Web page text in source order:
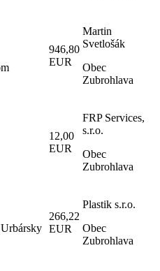
946,80
EUR
Martin
Svetlošák
Obec
Zubrohlava
12,00
EUR
FRP Services,
s.r.o.
Obec
Zubrohlava
266,22
EUR
Plastik s.r.o.
Obec
Zubrohlava